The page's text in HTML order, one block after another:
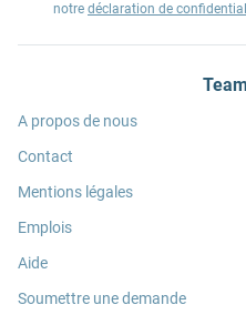
notre déclaration de
A propos de nous
Contact
Mentions légales
Emplois
Aide
Soumettre une demande